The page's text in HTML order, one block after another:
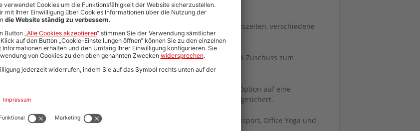
Beitrag für die Umwelt.
Work-Life-Balance ist uns wichtig - Wir bieten flexible Arbeitszeiten, verschiedene
Arbeitszeitmodelle und bis zu 8 Tage Mobilarbeit im Monat.
#Mobility:Wir fördern nachhaltige Mobilität - Wir unterstützen mit 80 % Zuschuss zum
Deutschlandticket und mit 15 € Arbeitgeberzuschuss für Bike-Leasing.
Mit unserer betrieblichen Altersvorsorge und der Option auf eine
Berufsunfähigkeitsversicherung bist Du heute schon gut für morgen abgesichert.
#Health:Deine Gesundheit zählt - Wir bieten Gesundheitstage, Betriebssport, Office Yoga und